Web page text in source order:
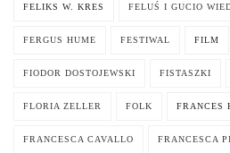
FELIKS W. KRES FELUŚ I GUCIO
FERGUS HUME FESTIWAL FILM
FIODOR DOSTOJEWSKI FISTASZKI
FLORIA ZELLER FOLK FRANCES
FRANCESCA CAVALLO FRANCESCA